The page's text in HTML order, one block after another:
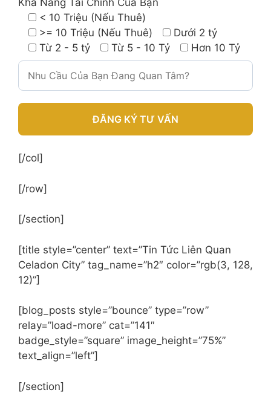
< 10 Triệu (Nếu Thuê)
>= 10 Triệu (Nếu Thuê)
Dưới 2 tỷ
Từ 2 - 5 tỷ
Từ 5 - 10 Tỷ Hơn 10 Tỷ
A
t
r
a
t
i
e
:
[/col]
[/row]
[/section]
[title style=”center” text=”Tin Tức Liên Quan
Celadon City” tag_name=”h2″ color=”rgb(3, 128,
12)”]
[blog_posts style=”bounce” type=”row”
relay=”load-more” cat=”141″
badge_style=”square” image_height=”75%”
text_align=”left”]
[/section]